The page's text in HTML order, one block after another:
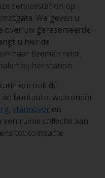
servicestation op
We geven u
over uw gereserveerde
u hier de
naar Bremen reist,
bij het station.
om ook de
huutauto, waaronder
, Hannover en
ruime collectie aan
tot compacte